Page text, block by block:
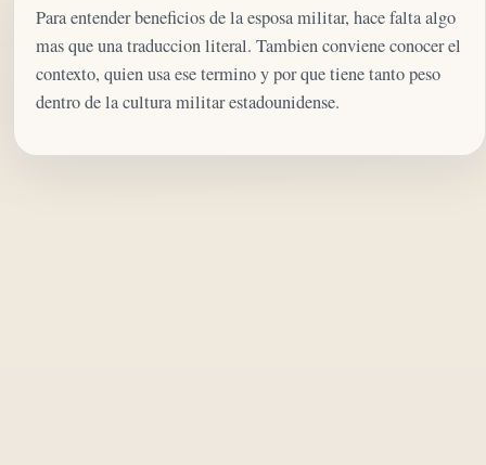
Para entender beneficios de la esposa militar, hace falta algo
mas que una traduccion literal. Tambien conviene conocer el
contexto, quien usa ese termino y por que tiene tanto peso
dentro de la cultura militar estadounidense.